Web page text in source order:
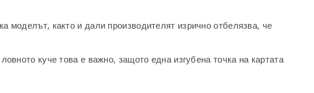
моделът, както и дали производителят изрично отбелязва, че
куче това е важно, защото една изгубена точка на картата